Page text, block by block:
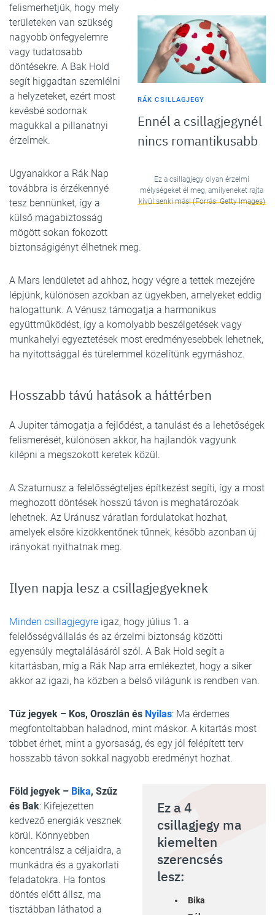
RÁK CSILLAGJEGY
Ennél a csillagjegynél
nincs romantikusabb
Ez a csillagjegy olyan érzelmi
mélységeket él meg, amilyeneket rajta
kívül senki más! (Forrás: Getty Images)
felismerhetjük, hogy mely
területeken van szükség
nagyobb önfegyelemre
vagy tudatosabb
döntésekre. A Bak Hold
segít higgadtan szemlélni
a helyzeteket, ezért most
kevésbé sodornak
magukkal a pillanatnyi
érzelmek.
Ugyanakkor a Rák Nap
továbbra is érzékennyé
tesz bennünket, így a
külső magabiztosság
mögött sokan fokozott
biztonságigényt élhetnek meg.
A Mars lendületet ad ahhoz, hogy végre a tettek mezejére
lépjünk, különösen azokban az ügyekben, amelyeket eddig
halogattunk. A Vénusz támogatja a harmonikus
együttműködést, így a komolyabb beszélgetések vagy
munkahelyi egyeztetések most eredményesebbek lehetnek,
ha nyitottsággal és türelemmel közelítünk egymáshoz.
Hosszabb távú hatások a háttérben
A Jupiter támogatja a fejlődést, a tanulást és a lehetőségek
felismerését, különösen akkor, ha hajlandók vagyunk
kilépni a megszokott keretek közül.
A Szaturnusz a felelősségteljes építkezést segíti, így a most
meghozott döntések hosszú távon is meghatározóak
lehetnek. Az Uránusz váratlan fordulatokat hozhat,
amelyek elsőre kizökkentőnek tűnnek, később azonban új
irányokat nyithatnak meg.
Ilyen napja lesz a csillagjegyeknek
Minden csillagjegyre igaz, hogy július 1. a
felelősségvállalás és az érzelmi biztonság közötti
egyensúly megtalálásáról szól. A Bak Hold segít a
kitartásban, míg a Rák Nap arra emlékeztet, hogy a siker
akkor az igazi, ha közben a belső világunk is rendben van.
Tűz jegyek – Kos, Oroszlán és Nyilas: Ma érdemes
megfontoltabban haladnod, mint máskor. A kitartás most
többet érhet, mint a gyorsaság, és egy jól felépített terv
hosszabb távon sokkal nagyobb eredményt hozhat.
Ez a 4
csillagjegy ma
kiemelten
szerencsés
lesz:
Bika
Föld jegyek – Bika, Szűz
és Bak: Kifejezetten
kedvező energiák vesznek
körül. Könnyebben
koncentrálsz a céljaidra, a
munkádra és a gyakorlati
feladatokra. Ha fontos
döntés előtt állsz, ma
tisztábban láthatod a